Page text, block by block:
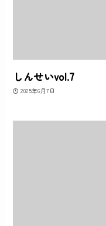
しんせいvol.7
2025年6月7日